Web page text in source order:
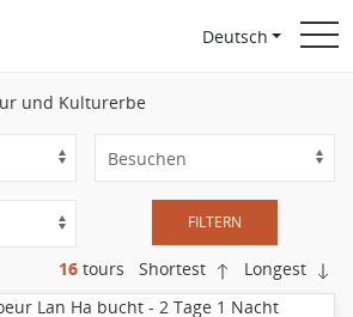
Deutsch
und Kulturerbe
FILTERN
16 tours Shortest Longest